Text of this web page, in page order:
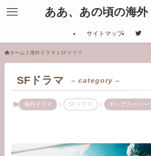
ああ、あの頃の海外
サイトマップ
ホーム 海外ドラマ SFドラマ
SFドラマ – category –
海外ドラマ SFドラマ ヤングスーパー